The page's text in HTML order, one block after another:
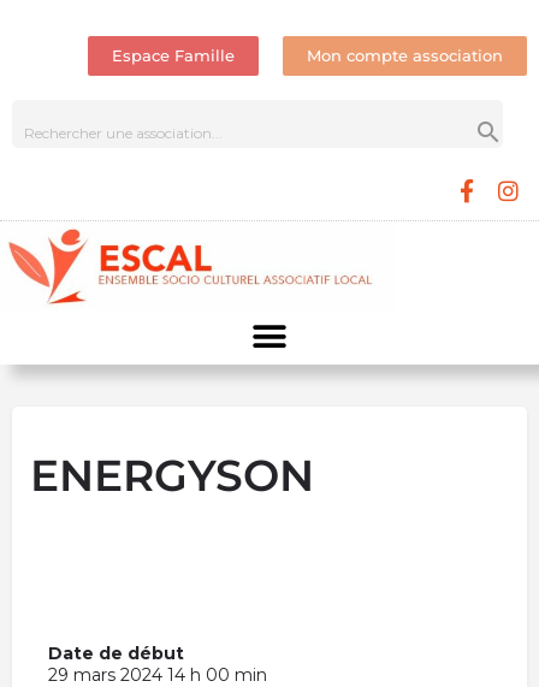
Espace Famille Mon compte association
ENERGYSON
Date de début
29 mars 2024 14 h 00 min